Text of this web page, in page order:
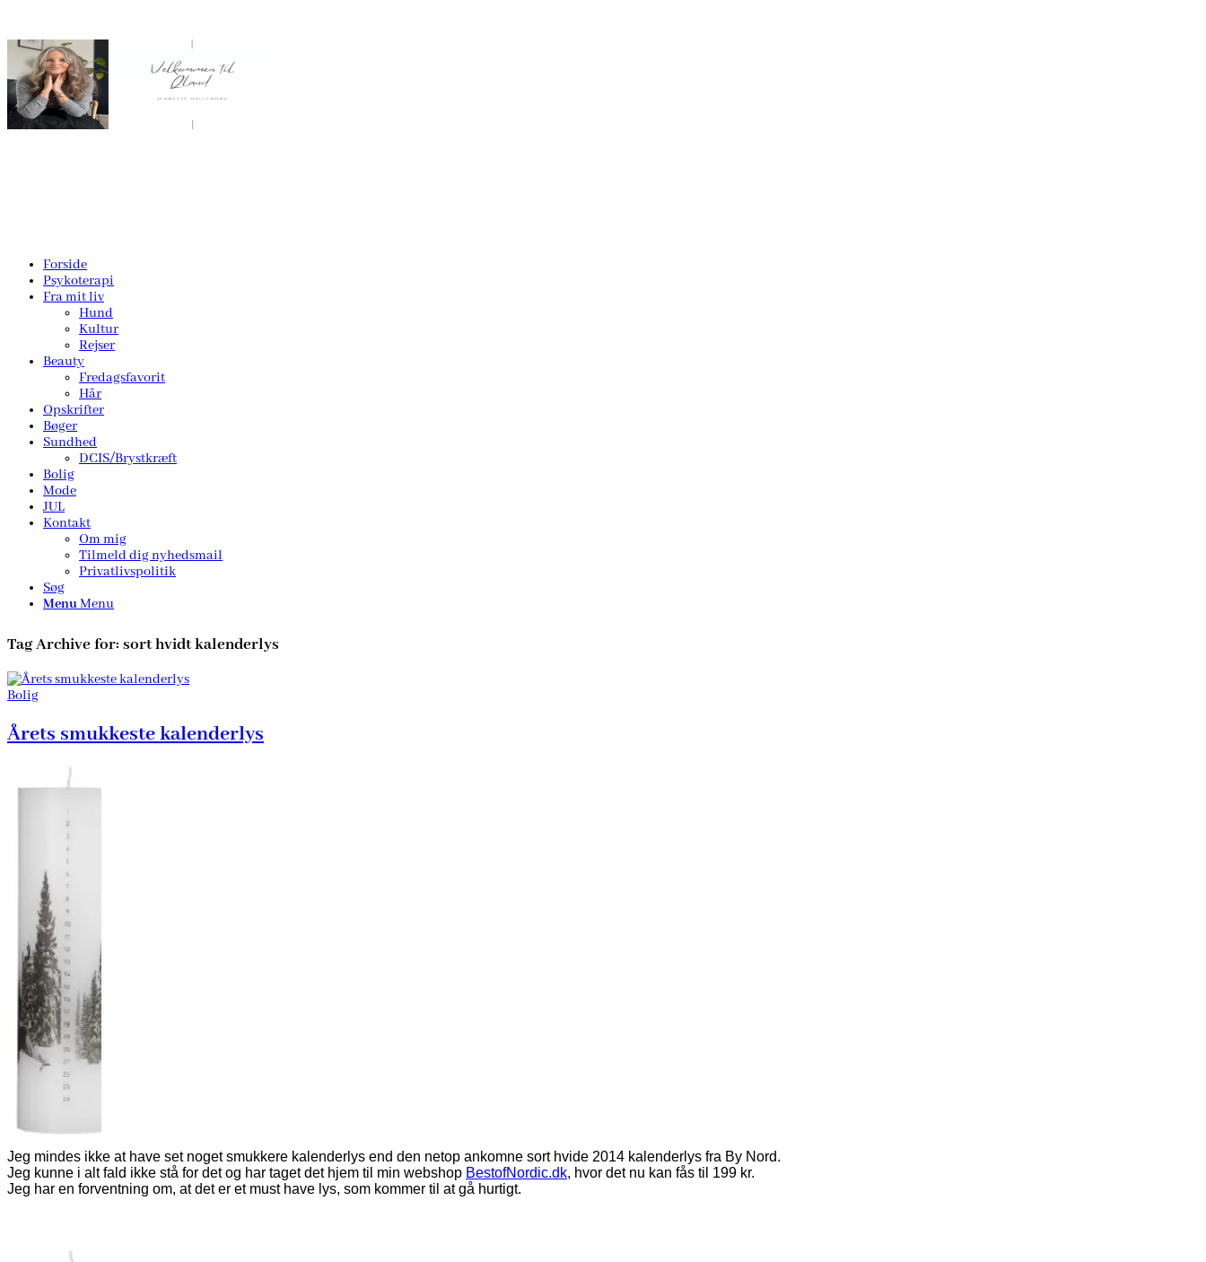
Forside
Psykoterapi
Fra mit liv
Hund
Kultur
Rejser
Beauty
Fredagsfavorit
Hår
Opskrifter
Bøger
Sundhed
DCIS/Brystkræft
Bolig
Mode
JUL
Kontakt
Om mig
Tilmeld dig nyhedsmail
Privatlivspolitik
Søg
MenuMenu
Tag Archive for: sort hvidt kalenderlys
Bolig
Årets smukkeste kalenderlys
Jeg mindes ikke at have set noget smukkere kalenderlys end den netop ankomne sort hvide 2014 kalenderlys fra By Nord.
Jeg kunne i alt fald ikke stå for det og har taget det hjem til min webshop BestofNordic.dk, hvor det nu kan fås til 199 kr.
Jeg har en forventning om, at det er et must have lys, som kommer til at gå hurtigt.